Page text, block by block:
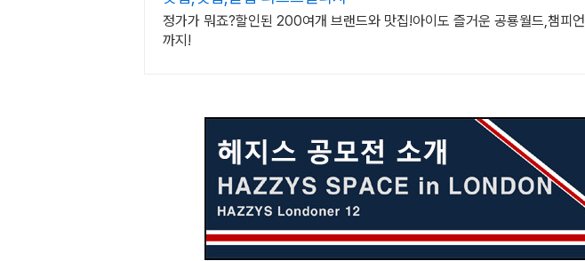
정가가 뭐죠?할인된 200여개 브랜드와 맛집!아이도 즐거운 공룡월드,챔피언
까지!